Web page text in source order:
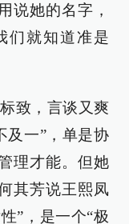
说她的名字，
们就知道准是
致，言谈又爽
及一”，单是协
理才能。但她
其芳说王熙凤
”，是一个“极